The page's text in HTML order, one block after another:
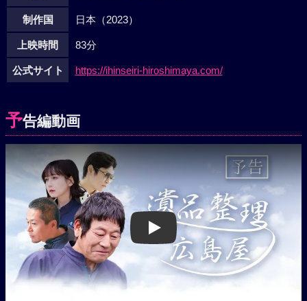
制作国 日本（2023）
上映時間 83分
公式サイト https://ihinseiri-hiroshimaya.com/
予告編動画
Play